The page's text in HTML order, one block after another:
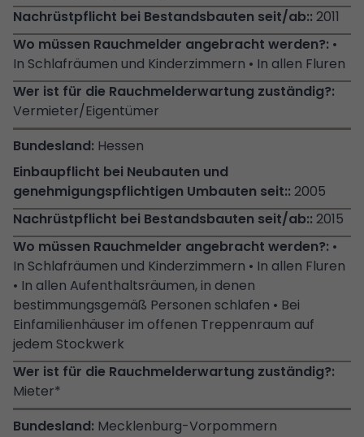
2011
•
In Schlafräumen und Kinderzimmern • In allen Fluren
Vermieter/Eigentümer
Hessen
2005
2015
•
In Schlafräumen und Kinderzimmern • In allen Fluren
• In allen Aufenthaltsräumen, in denen
bestimmungsgemäß Personen schlafen • Bei
Einfamilienhäuser im offenen Treppenraum auf
jedem Stockwerk
Mieter*
Mecklenburg-Vorpommern